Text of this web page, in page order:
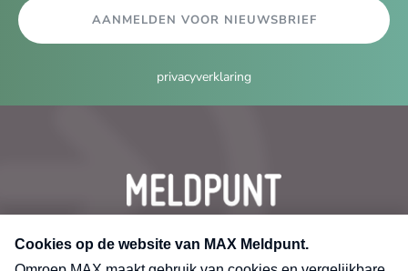
AANMELDEN VOOR NIEUWSBRIEF
privacyverklaring